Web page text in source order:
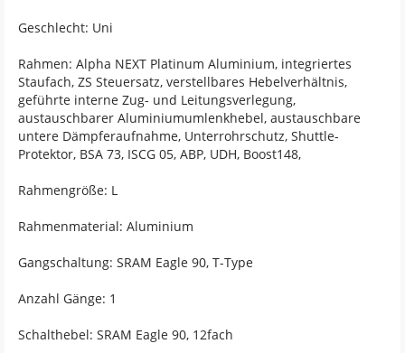
Geschlecht: Uni
Rahmen: Alpha NEXT Platinum Aluminium, integriertes
Staufach, ZS Steuersatz, verstellbares Hebelverhältnis,
geführte interne Zug- und Leitungsverlegung,
austauschbarer Aluminiumumlenkhebel, austauschbare
untere Dämpferaufnahme, Unterrohrschutz, Shuttle-
Protektor, BSA 73, ISCG 05, ABP, UDH, Boost148,
Rahmengröße: L
Rahmenmaterial: Aluminium
Gangschaltung: SRAM Eagle 90, T-Type
Anzahl Gänge: 1
Schalthebel: SRAM Eagle 90, 12fach